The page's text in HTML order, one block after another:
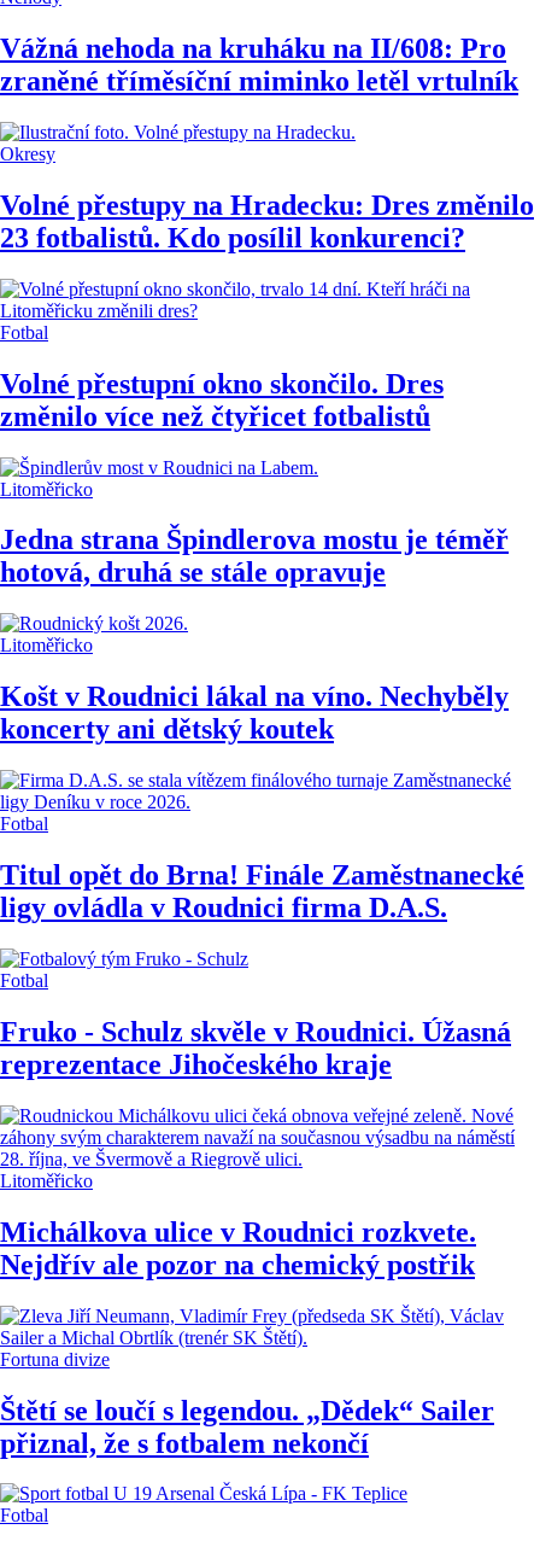
Vážná nehoda na kruháku na II/608: Pro
zraněné tříměsíční miminko letěl vrtulník
Okresy
Volné přestupy na Hradecku: Dres změnilo
23 fotbalistů. Kdo posílil konkurenci?
Fotbal
Volné přestupní okno skončilo. Dres
změnilo více než čtyřicet fotbalistů
Litoměřicko
Jedna strana Špindlerova mostu je téměř
hotová, druhá se stále opravuje
Litoměřicko
Košt v Roudnici lákal na víno. Nechyběly
koncerty ani dětský koutek
Fotbal
Titul opět do Brna! Finále Zaměstnanecké
ligy ovládla v Roudnici firma D.A.S.
Fotbal
Fruko - Schulz skvěle v Roudnici. Úžasná
reprezentace Jihočeského kraje
Litoměřicko
Michálkova ulice v Roudnici rozkvete.
Nejdřív ale pozor na chemický postřik
Fortuna divize
Štětí se loučí s legendou. „Dědek“ Sailer
přiznal, že s fotbalem nekončí
Fotbal